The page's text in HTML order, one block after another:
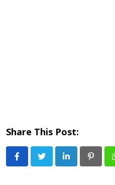
Share This Post:
LinkedIn